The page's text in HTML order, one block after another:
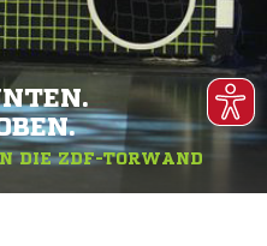
DIE ZDF-TORWAND